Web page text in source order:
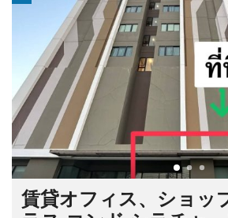
賃貸オフィス、ショッ